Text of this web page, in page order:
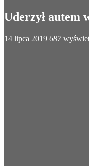
Uderzył autem
14 lipca 2019 687